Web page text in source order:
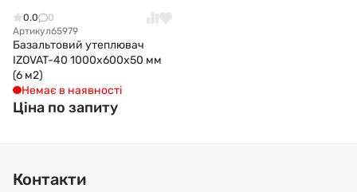
0.0
0
Артикул65979
Базальтовий утеплювач
IZOVAT-40 1000x600x50 мм
(6 м2)
Немає в наявності
Ціна по запиту
Контакти